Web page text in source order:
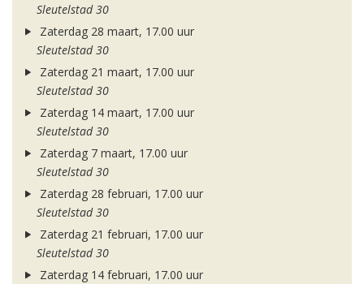
Sleutelstad 30
Zaterdag 28 maart, 17.00 uur
Sleutelstad 30
Zaterdag 21 maart, 17.00 uur
Sleutelstad 30
Zaterdag 14 maart, 17.00 uur
Sleutelstad 30
Zaterdag 7 maart, 17.00 uur
Sleutelstad 30
Zaterdag 28 februari, 17.00 uur
Sleutelstad 30
Zaterdag 21 februari, 17.00 uur
Sleutelstad 30
Zaterdag 14 februari, 17.00 uur